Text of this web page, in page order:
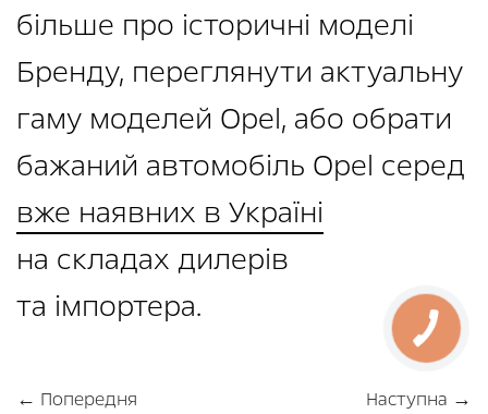
більше про історичні моделі
Бренду, переглянути актуальну
гаму моделей Opel, або обрати
бажаний автомобіль Opel серед
вже наявних в Україні
на складах дилерів
та імпортера.
← Попередня Наступна →